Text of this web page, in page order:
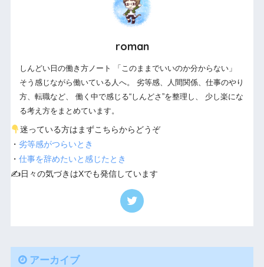
roman
しんどい日の働き方ノート 「このままでいいのか分からない」
そう感じながら働いている人へ。 劣等感、人間関係、仕事のやり
方、転職など、 働く中で感じる“しんどさ”を整理し、 少し楽にな
る考え方をまとめています。
迷っている方はまずこちらからどうぞ
・ 劣等感がつらいとき
・ 仕事を辞めたいと感じたとき
✍️日々の気づきはXでも発信しています
アーカイブ